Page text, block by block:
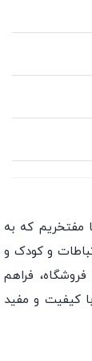
مفتخریم که به
و کودک و
فراهم
کیفیت و مفید